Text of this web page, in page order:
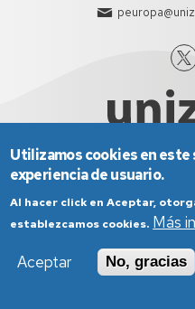
Aviso Legal
Política de Privacidad
Utilizamos cookies en este
experiencia de usuario.
Al hacer click en Aceptar,
establezcamos cookies. Más
Aceptar
No, gracias